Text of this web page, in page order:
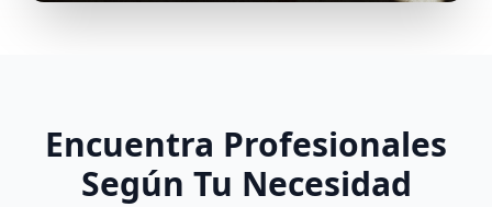
Encuentra Profesionales
Según Tu Necesidad